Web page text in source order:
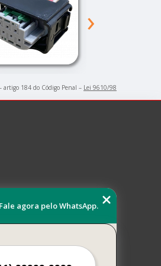
›
184 do Código Penal – Lei 9610/98
agora pelo WhatsApp.